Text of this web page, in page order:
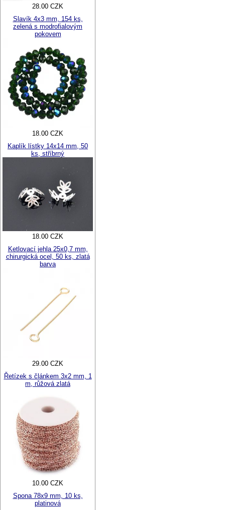
28.00 CZK
Slavík 4x3 mm, 154 ks,
zelená s modrofialovým
pokovem
18.00 CZK
Kaplík lístky 14x14 mm, 50
ks, stříbrný
18.00 CZK
Ketlovací jehla 25x0,7 mm,
chirurgická ocel, 50 ks, zlatá
barva
29.00 CZK
Řetízek s článkem 3x2 mm, 1
m, růžová zlatá
10.00 CZK
Spona 78x9 mm, 10 ks,
platinová